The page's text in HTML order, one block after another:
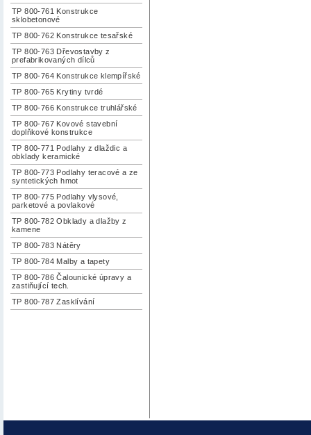
TP 800-761 Konstrukce
sklobetonové
TP 800-762 Konstrukce tesařské
TP 800-763 Dřevostavby z
prefabrikovaných dílců
TP 800-764 Konstrukce klempířské
TP 800-765 Krytiny tvrdé
TP 800-766 Konstrukce truhlářské
TP 800-767 Kovové stavební
doplňkové konstrukce
TP 800-771 Podlahy z dlaždic a
obklady keramické
TP 800-773 Podlahy teracové a ze
syntetických hmot
TP 800-775 Podlahy vlysové,
parketové a povlakové
TP 800-782 Obklady a dlažby z
kamene
TP 800-783 Nátěry
TP 800-784 Malby a tapety
TP 800-786 Čalounické úpravy a
zastiňující tech.
TP 800-787 Zasklívání